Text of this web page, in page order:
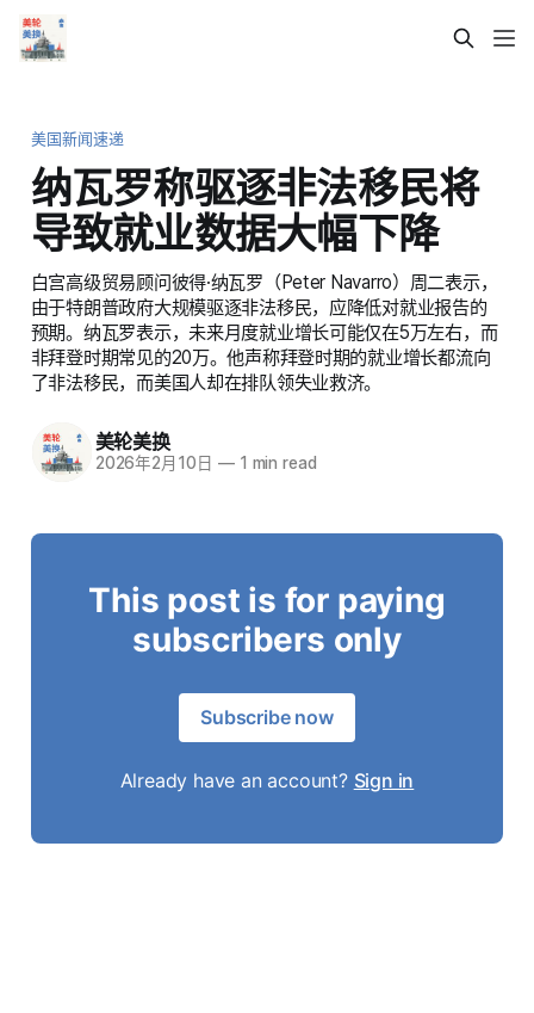
美国新闻速递
纳瓦罗称驱逐非法移民将
导致就业数据大幅下降
白宫高级贸易顾问彼得·纳瓦罗（Peter Navarro）周二表示，
由于特朗普政府大规模驱逐非法移民，应降低对就业报告的
预期。纳瓦罗表示，未来月度就业增长可能仅在5万左右，而
非拜登时期常见的20万。他声称拜登时期的就业增长都流向
了非法移民，而美国人却在排队领失业救济。
美轮美换
2026年2月10日 —1 min read
This post is for paying
subscribers only
Subscribe now
Already have an account? Sign in